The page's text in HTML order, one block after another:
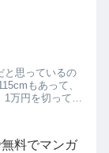
と思っているの
万円を切ってい
料でマンガ